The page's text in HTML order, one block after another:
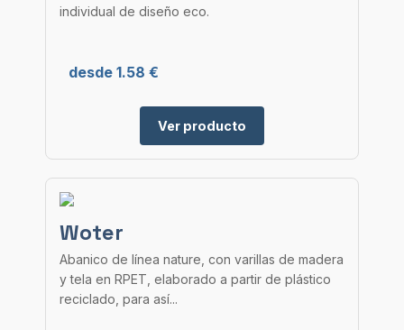
individual de diseño eco.
desde 1.58 €
Ver producto
Woter
Abanico de línea nature, con varillas de madera
y tela en RPET, elaborado a partir de plástico
reciclado, para así...